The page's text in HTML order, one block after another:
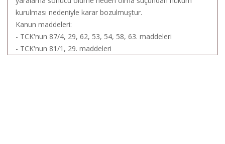
kurulması nedeniyle karar bozulmuştur.
Kanun maddeleri:
- TCK'nun 87/4, 29, 62, 53, 54, 58, 63. maddeleri
- TCK'nun 81/1, 29. maddeleri